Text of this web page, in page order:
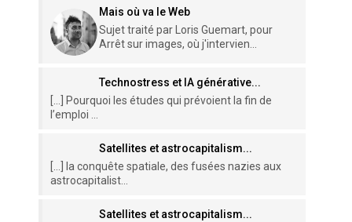
Mais où va le Web
Sujet traité par Loris Guemart, pour
Arrêt sur images, où j'intervien...
Technostress et IA générative...
[…] Pourquoi les études qui prévoient la fin de
l’emploi ...
Satellites et astrocapitalism...
[…] la conquête spatiale, des fusées nazies aux
astrocapitalist...
Satellites et astrocapitalism...